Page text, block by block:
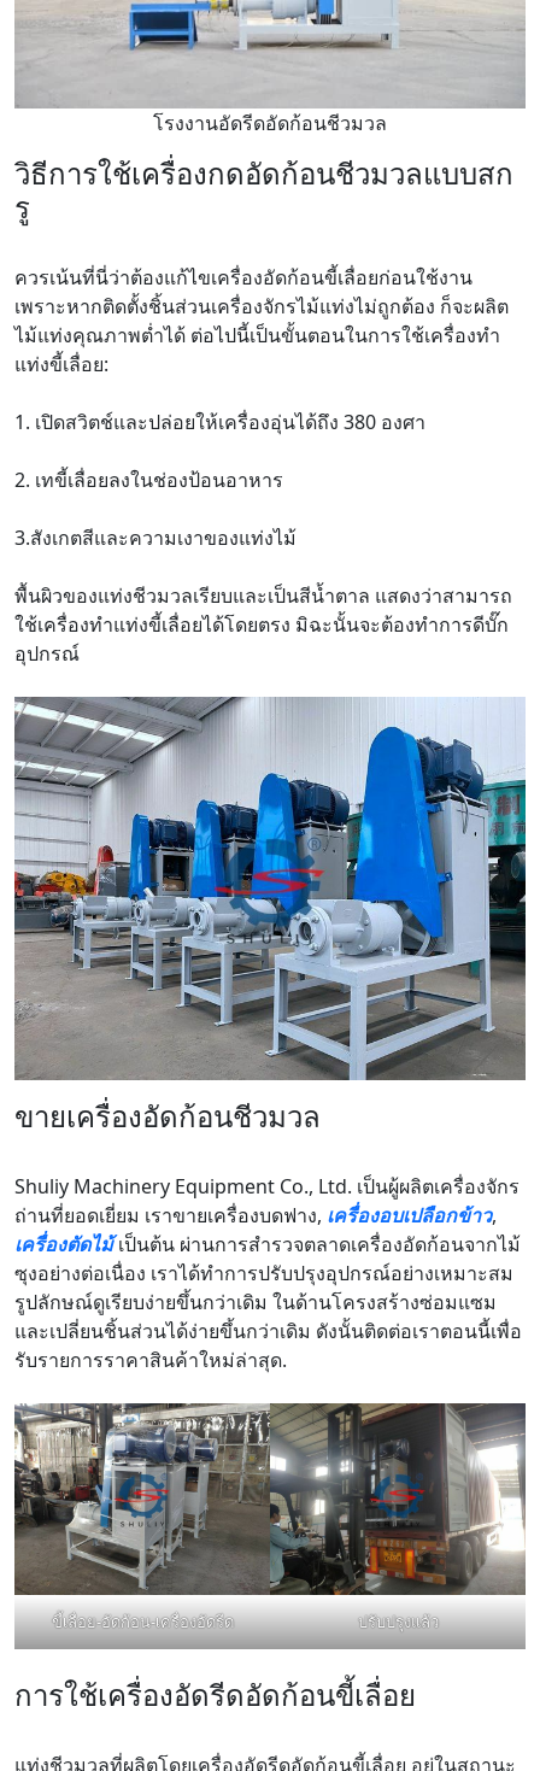
โรงงานอัดรีดอัดก้อนชีวมวล
วิธีการใช้เครื่องกดอัดก้อนชีวมวลแบบสก
รู
ควรเน้นที่นี่ว่าต้องแก้ไขเครื่องอัดก้อนขี้เลื่อยก่อนใช้งาน
เพราะหากติดตั้งชิ้นส่วนเครื่องจักรไม้แท่งไม่ถูกต้อง ก็จะผลิต
ไม้แท่งคุณภาพต่ำได้ ต่อไปนี้เป็นขั้นตอนในการใช้เครื่องทำ
แท่งขี้เลื่อย:
1. เปิดสวิตช์และปล่อยให้เครื่องอุ่นได้ถึง 380 องศา
2. เทขี้เลื่อยลงในช่องป้อนอาหาร
3.สังเกตสีและความเงาของแท่งไม้
พื้นผิวของแท่งชีวมวลเรียบและเป็นสีน้ำตาล แสดงว่าสามารถ
ใช้เครื่องทำแท่งขี้เลื่อยได้โดยตรง มิฉะนั้นจะต้องทำการดีบั๊ก
อุปกรณ์
ขายเครื่องอัดก้อนชีวมวล
Shuliy Machinery Equipment Co., Ltd. เป็นผู้ผลิตเครื่องจักร
ถ่านที่ยอดเยี่ยม เราขายเครื่องบดฟาง, เครื่องอบเปลือกข้าว,
เครื่องตัดไม้เป็นต้น ผ่านการสำรวจตลาดเครื่องอัดก้อนจากไม้
ซุงอย่างต่อเนื่อง เราได้ทำการปรับปรุงอุปกรณ์อย่างเหมาะสม
รูปลักษณ์ดูเรียบง่ายขึ้นกว่าเดิม ในด้านโครงสร้างซ่อมแซม
และเปลี่ยนชิ้นส่วนได้ง่ายขึ้นกว่าเดิม ดังนั้นติดต่อเราตอนนี้เพื่อ
รับรายการราคาสินค้าใหม่ล่าสุด.
ขี้เลื่อย-อัดก้อน-เครื่องอัดรีด ปรับปรุงแล้ว
การใช้เครื่องอัดรีดอัดก้อนขี้เลื่อย
แท่งชีวมวลที่ผลิตโดยเครื่องอัดรีดอัดก้อนขี้เลื่อย อยู่ในสถานะ